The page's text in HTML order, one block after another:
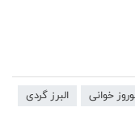
خوانی
البرز گردی